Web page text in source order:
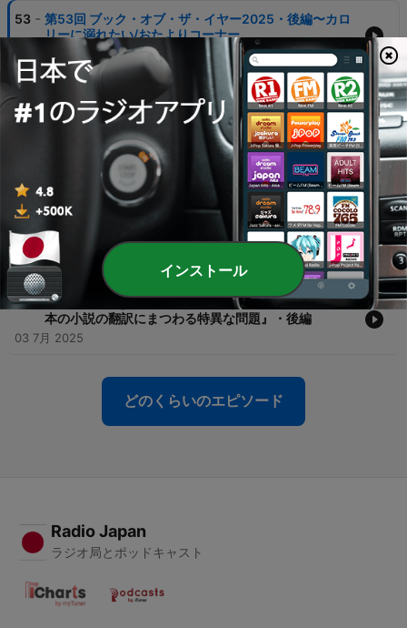
53 - 第53回 ブック・オブ・ザ・イヤー2025・後編〜カロ
リーに溺れたい/おたよりコーナー
24 5月 2026
52
第52回 ブック・オブ・ザ・イヤー2025・前編〜記憶
が飛んでも本は読む
22 2月 2026
第51回 初期衝動をカタチにしたい！ 〜 『「同人文
化」の社会学』とZINEの話
12 1月 2026
50 - 第50回 祝５周年＆50回記念！ 積ん読ざんまいダイ
ジェスト
25 10月 2025
49 - 第49回 余白を楽しんでください(CV.井上陽水) 〜『日
本の小説の翻訳にまつわる特異な問題』・後編
03 7月 2025
どのくらいのエピソード
Radio Japan
ラジオ局とポッドキャスト
インストール